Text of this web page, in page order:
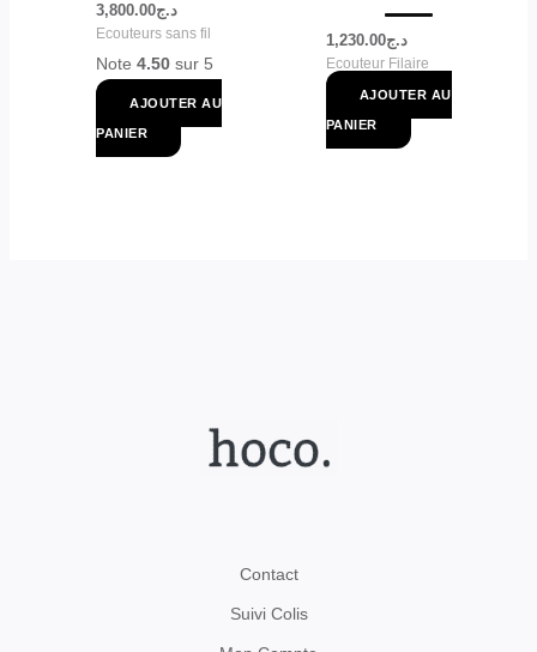
د.ج3,800.00
Ecouteurs sans fil
Note4.50 sur 5
AJOUTER AU
PANIER
د.ج1,230.00
Ecouteur Filaire
AJOUTER AU
PANIER
Contact
Suivi Colis